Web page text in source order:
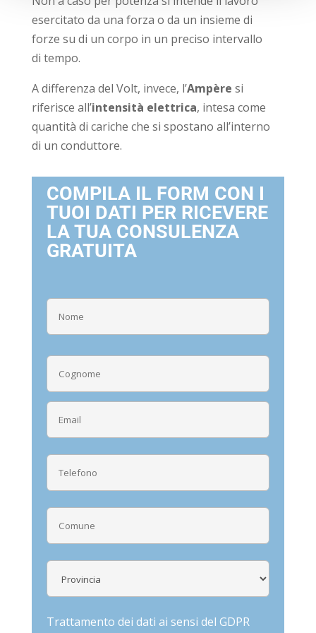
esercitato da una forza o da un insieme di
forze su di un corpo in un preciso intervallo
di tempo.
A differenza del Volt, invece, l’Ampère si
riferisce all’intensità elettrica, intesa come
quantità di cariche che si spostano all’interno
di un conduttore.
COMPILA IL FORM CON I
TUOI DATI PER RICEVERE
LA TUA CONSULENZA
GRATUITA
Trattamento dei dati ai sensi del GDPR